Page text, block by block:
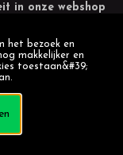
in onze webshop
het bezoek en
makkelijker en
toestaan&#39;